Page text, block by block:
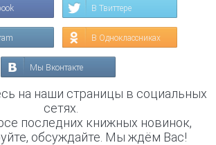
В Твиттере
В Одноклассниках
Мы Вконтакте
на наши страницы в социальных
сетях.
последних книжных новинок,
обсуждайте. Мы ждём Вас!